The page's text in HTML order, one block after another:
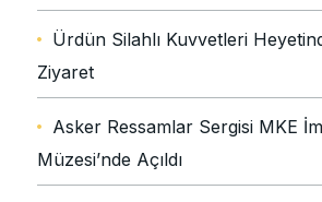
Ürdün Silahlı Kuvvetleri
Ziyaret
Asker Ressamlar Sergisi MKE
Müzesi’nde Açıldı